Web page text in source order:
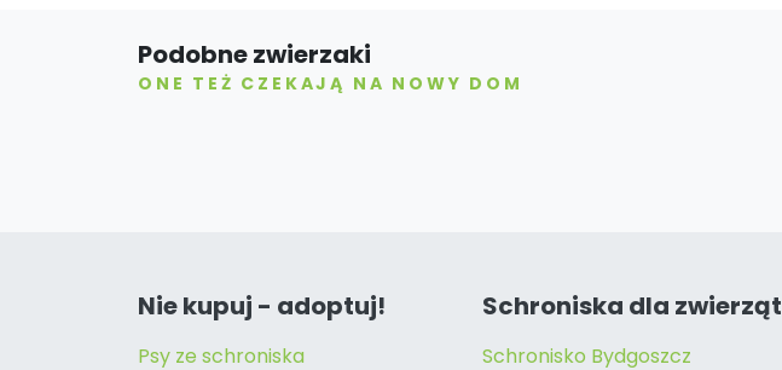
Podobne zwierzaki
ONE TEŻ CZEKAJĄ NA NOWY DOM
Nie kupuj - adoptuj!
Psy ze schroniska
Schroniska dla zwierząt
Schronisko Bydgoszcz